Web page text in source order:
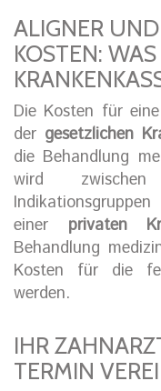
ALIGNER
KOSTEN:
Die Kosten für
der gesetzlichen
die Behandlung
wird zwischen
einer privaten
Behandlung
Kosten für die
werden.
IHR
TERMIN